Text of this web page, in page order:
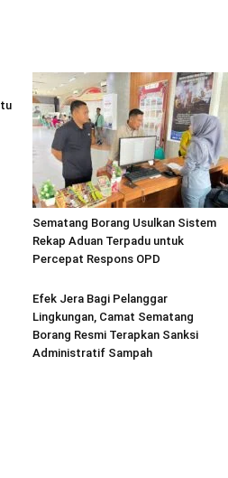
Sematang Borang Usulkan Sistem
Rekap Aduan Terpadu untuk
Percepat Respons OPD
Efek Jera Bagi Pelanggar
Lingkungan, Camat Sematang
Borang Resmi Terapkan Sanksi
Administratif Sampah